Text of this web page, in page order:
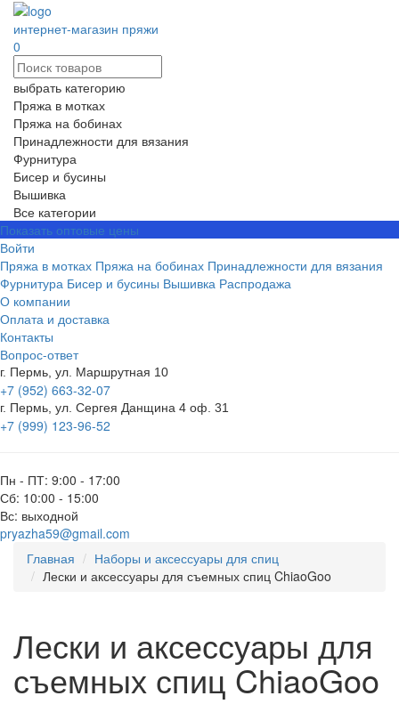
интернет-магазин пряжи
0
выбрать категорию
Пряжа в мотках
Пряжа на бобинах
Принадлежности для вязания
Фурнитура
Бисер и бусины
Вышивка
Все категории
Показать оптовые цены
Войти
Пряжа в мотках Пряжа на бобинах Принадлежности для вязания
Фурнитура Бисер и бусины Вышивка Распродажа
О компании
Оплата и доставка
Контакты
Вопрос-ответ
г. Пермь, ул. Маршрутная 10
+7 (952) 663-32-07
г. Пермь, ул. Сергея Данщина 4 оф. 31
+7 (999) 123-96-52
Пн - ПТ: 9:00 - 17:00
Сб: 10:00 - 15:00
Вс: выходной
pryazha59@gmail.com
Главная
Наборы и аксессуары для спиц
Лески и аксессуары для съемных спиц ChiaoGoo
Лески и аксессуары для
съемных спиц ChiaoGoo